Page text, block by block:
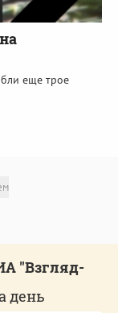
еще трое
"Взгляд-
день